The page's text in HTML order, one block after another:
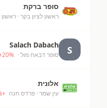
סופר ברקת
ראשון לציון בקר · ראשון
S
Salach Dabach
סופר דבאח מול · Kfar Adumim
20%
אלונית
עין שמר · פרדס חנה +